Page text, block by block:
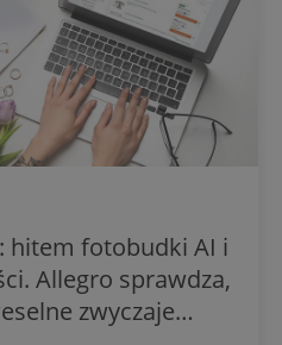
hitem fotobudki AI i
Allegro sprawdza,
zwyczaje